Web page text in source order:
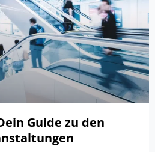
Guide zu den